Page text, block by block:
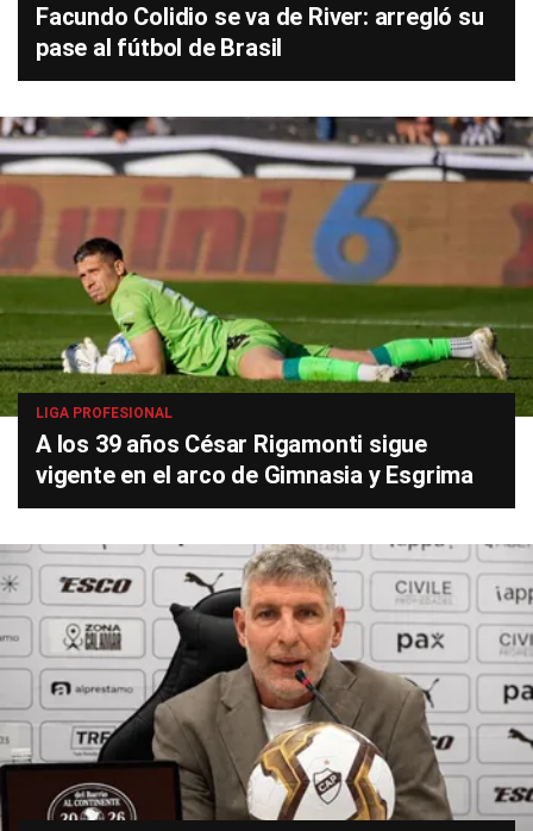
Facundo Colidio se va de River: arregló su
pase al fútbol de Brasil
LIGA PROFESIONAL
A los 39 años César Rigamonti sigue
vigente en el arco de Gimnasia y Esgrima